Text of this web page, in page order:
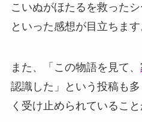
こいぬがほたるを救ったシ
といった感想が目立ちます
また、「この物語を見て、
認識した」という投稿も
く受け止められていること